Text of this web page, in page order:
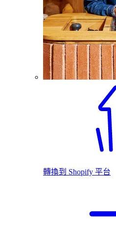
轉換到 Shopify 平台